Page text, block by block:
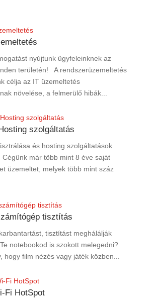
nyújtunk ügyfeleinknek az
területén! A rendszerüzemeltetés
célja az IT üzemeltetés
növelése, a felmerülő hibák...
szolgáltatás
és hosting szolgáltatások
Cégünk már több mint 8 éve saját
üzemeltet, melyek több mint száz
tisztítás
tisztítást meghálálják
notebookod is szokott melegedni?
hogy film nézés vagy játék közben...
Fi HotSpot